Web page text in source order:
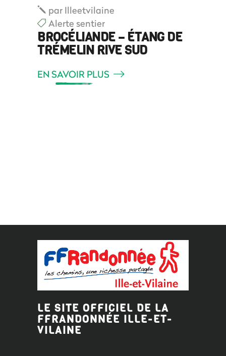
par Illeetvilaine
Alerte sentier
BROCÉLIANDE – ÉTANG DE
TRÉMELIN RIVE SUD
EN SAVOIR PLUS
LE SITE OFFICIEL DE LA
FFRANDONNÉE ILLE-ET-
VILAINE